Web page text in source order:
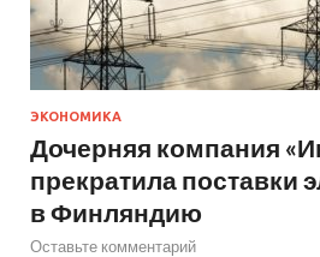
ЭКОНОМИКА
Дочерняя компания
прекратила поставки
в Финляндию
Оставьте комментарий